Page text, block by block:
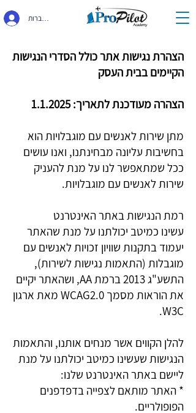
התחברות
הצהרת נגישות אתר כולל הסדרי הנגישות
הקיימים בבית העסק
הצהרה מעודכנת לתאריך: 1.1.2025
מתן שירות לאנשים עם מוגבלויות הוא
בחשיבות עליונה מבחינתנו, ואנו עושים
ככל שמתאפשר לנו על מנת להעניק
שירות לאנשים עם מוגבלויות.
רמת הנגישות באתר האינטרנט
עשינו כמיטב יכולתנו על מנת שהאתר
יעמוד בתקנות שוויון זכויות לאנשים עם
מוגבלות (התאמות נגישות לשירות),
התשע"ג 2013 ברמת AA, ושהאתר יקיים
את הוראות מסמך WCAG2.0 מאת ארגון
W3C.
​להלן הקווים אשר מנחים אותנו, והתאמות
הנגישות שעשינו כמיטב יכולתנו על מנת
ליישם באתר האינטרנט שלנו:
* האתר מותאם לצפייה בדפדפנים
הפופולריים.